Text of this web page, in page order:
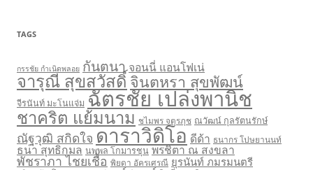
r
i
TAGS
กรรชัย กำเนิดพลอย กันตนา จอนนี่ แอนโฟเน่
จารุณี สุขสวัสดิ์ จินตหรา สุขพัฒน์
จีรนันท์ มะโนแจ่ม ฉัตรชัย เปล่งพานิช
ชาคริต แย้มนาม ชไมพร จตุรภุช ณวัฒน์ กุลรัตนรักษ์
ณัฐวุฒิ สกิดใจ ดาราวิดิโอ ดีด้า ธนากร โปษยานนท์
ธนา สุทธิกมล นพพล โกมารชุน พรชิตา ณ สงขลา
พัชราภา ไชยเชื้อ พิยดา อัครเศรณี ยุรนันท์ ภมรมนตรี